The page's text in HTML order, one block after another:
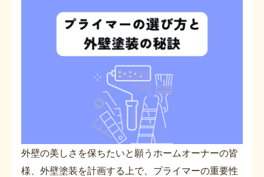
外壁の美しさを保ちたいと願うホームオーナーの皆
様、外壁塗装を計画する上で、プライマーの重要性